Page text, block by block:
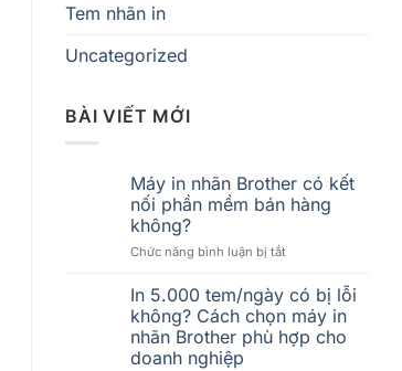
Tem nhãn in
Uncategorized
BÀI VIẾT MỚI
Máy in nhãn Brother có kết
nối phần mềm bán hàng
không?
Chức năng bình luận bị tắtở
in
nhãn
Brother
có
In 5.000 tem/ngày có bị lỗi
không? Cách chọn máy in
nhãn Brother phù hợp cho
doanh nghiệp